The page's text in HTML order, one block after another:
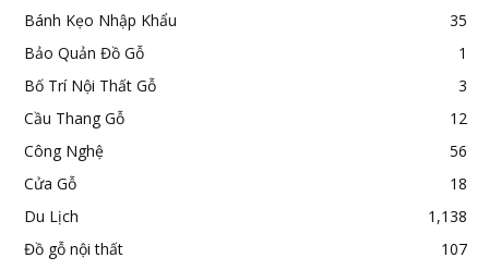
Bánh Kẹo Nhập Khẩu
35
Bảo Quản Đồ Gỗ
1
Bố Trí Nội Thất Gỗ
3
Cầu Thang Gỗ
12
Công Nghệ
56
Cửa Gỗ
18
Du Lịch
1,138
Đồ gỗ nội thất
107